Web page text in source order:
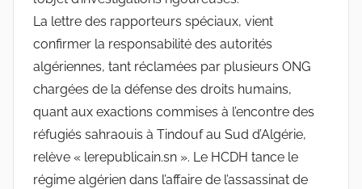
La lettre des rapporteurs spéciaux, vient
confirmer la responsabilité des autorités
algériennes, tant réclamées par plusieurs ONG
chargées de la défense des droits humains,
quant aux exactions commises à l’encontre des
réfugiés sahraouis à Tindouf au Sud d’Algérie,
relève « lerepublicain.sn ». Le HCDH tance le
régime algérien dans l’affaire de l’assassinat de